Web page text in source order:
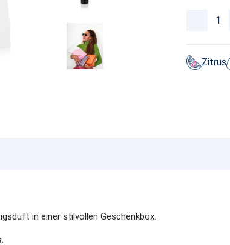
Zitrus
in einer stilvollen Geschenkbox.